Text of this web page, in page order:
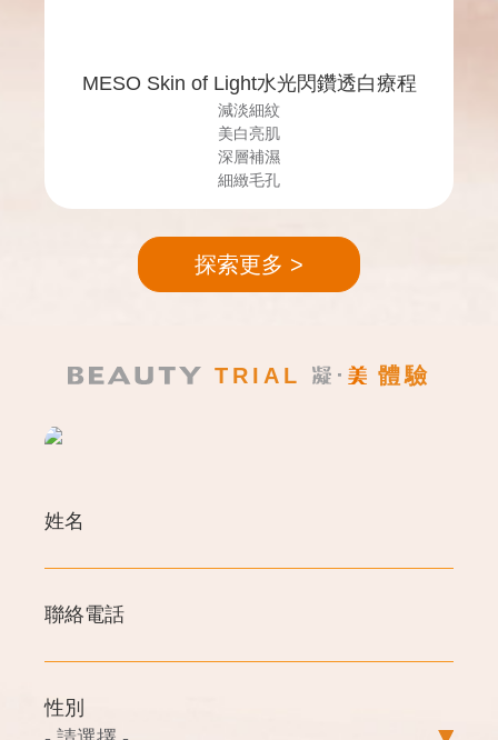
MESO Skin of Light水光閃鑽透白療程
減淡細紋
美白亮肌
深層補濕
細緻毛孔
探索更多
TRIAL 體驗
姓名
聯絡電話
性別